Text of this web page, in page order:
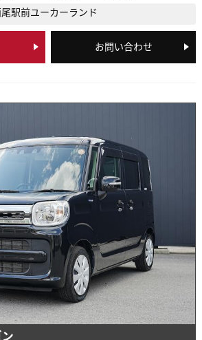
駅前ユーカーランド
お問い合わせ